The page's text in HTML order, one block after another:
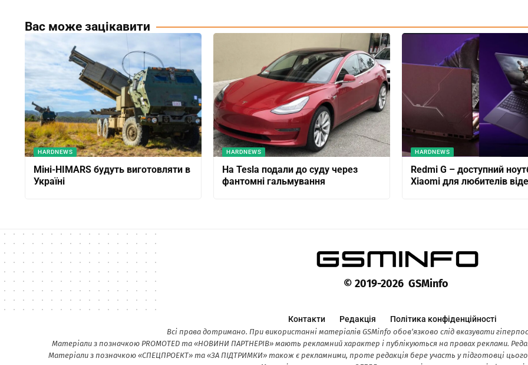
Вас може зацікавити
HARDNEWS
Міні-HIMARS будуть виготовляти в
Україні
HARDNEWS
На Tesla подали до суду через
фантомні гальмування
HARDNEWS
Redmi G – доступний
Xiaomi для любителів
© 2019-2026 GSMinfo
Контакти Редакція Політика конфіденційності
Всі права дотримано. При використанні матеріалів GSMinfo обов’язково слід вказувати
Матеріали з позначкою PROMOTED та «НОВИНИ ПАРТНЕРІВ» мають рекламний характер і публікуються на правах реклами.
Матеріали з позначкою «СПЕЦПРОЕКТ» та «ЗА ПІДТРИМКИ» також є рекламними, проте редакція бере участь у підготовці